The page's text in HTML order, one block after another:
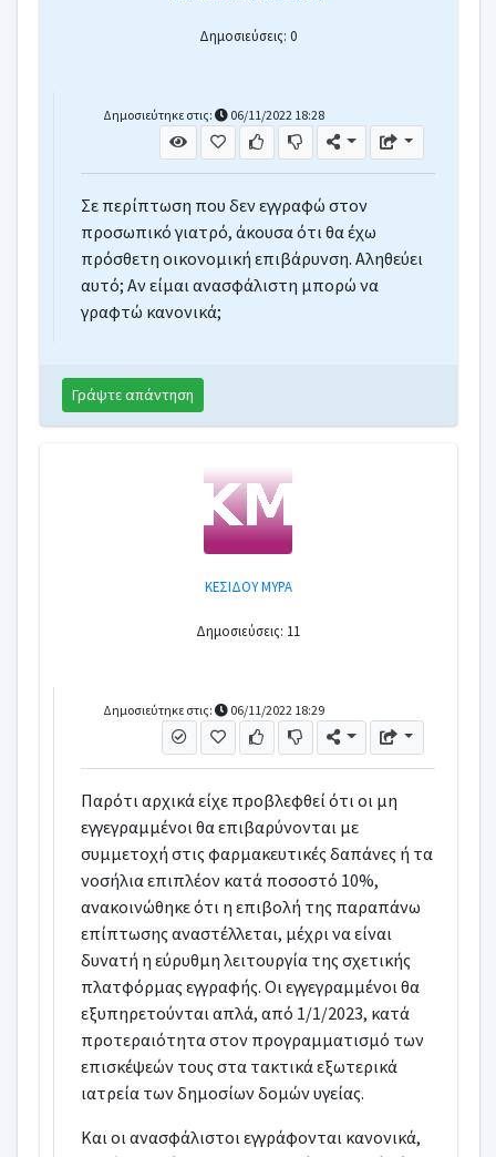
Δημοσιεύσεις: 0
Δημοσιεύτηκε στις: 06/11/2022 18:28
Σε περίπτωση που δεν εγγραφώ στον
προσωπικό γιατρό, άκουσα ότι θα έχω
πρόσθετη οικονομική επιβάρυνση. Αληθεύει
αυτό; Αν είμαι ανασφάλιστη μπορώ να
γραφτώ κανονικά;
Γράψτε απάντηση
ΚΕΣΙΔΟΥ ΜΥΡΑ
Δημοσιεύσεις: 11
Δημοσιεύτηκε στις: 06/11/2022 18:29
Παρότι αρχικά είχε προβλεφθεί ότι οι μη
εγγεγραμμένοι θα επιβαρύνονται με
συμμετοχή στις φαρμακευτικές δαπάνες ή τα
νοσήλια επιπλέον κατά ποσοστό 10%,
ανακοινώθηκε ότι η επιβολή της παραπάνω
επίπτωσης αναστέλλεται, μέχρι να είναι
δυνατή η εύρυθμη λειτουργία της σχετικής
πλατφόρμας εγγραφής. Οι εγγεγραμμένοι θα
εξυπηρετούνται απλά, από 1/1/2023, κατά
προτεραιότητα στον προγραμματισμό των
επισκέψεών τους στα τακτικά εξωτερικά
ιατρεία των δημοσίων δομών υγείας.
Και οι ανασφάλιστοι εγγράφονται κανονικά,